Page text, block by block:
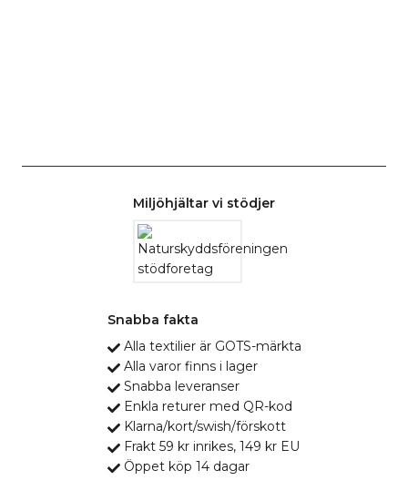
Miljöhjältar vi stödjer
Snabba fakta
Alla textilier är GOTS-märkta
Alla varor finns i lager
Snabba leveranser
Enkla returer med QR-kod
Klarna/kort/swish/förskott
Frakt 59 kr inrikes, 149 kr EU
Öppet köp 14 dagar